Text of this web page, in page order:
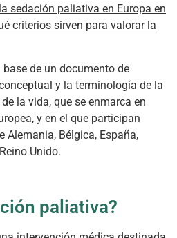
sedación paliativa en Europa en
criterios sirven para valorar la
de un documento de
y la terminología de la
la vida, que se enmarca en
, y en el que participan
Alemania, Bélgica, España,
Unido.
paliativa?